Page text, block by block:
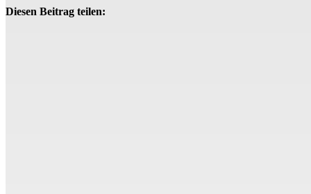
Diesen Beitrag teilen: